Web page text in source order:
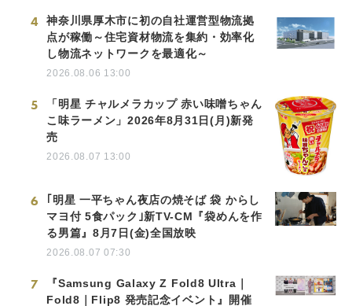
4
神奈川県厚木市に初の自社運営型物流拠
点が稼働～住宅資材物流を集約・効率化
し物流ネットワークを最適化～
2026.08.06 13:00
5
「明星 チャルメラカップ 赤い味噌ちゃん
こ味ラーメン」2026年8月31日(月)新発
売
2026.08.07 13:00
6
｢明星 一平ちゃん夜店の焼そば 袋 からし
マヨ付 5食パック｣新TV-CM『袋めんを作
る男篇』8月7日(金)全国放映
2026.08.07 07:30
7
『Samsung Galaxy Z Fold8 Ultra｜
Fold8｜Flip8 発売記念イベント』開催